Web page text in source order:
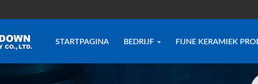
STARTPAGINA BEDRIJF FIJNE KERAMIEK